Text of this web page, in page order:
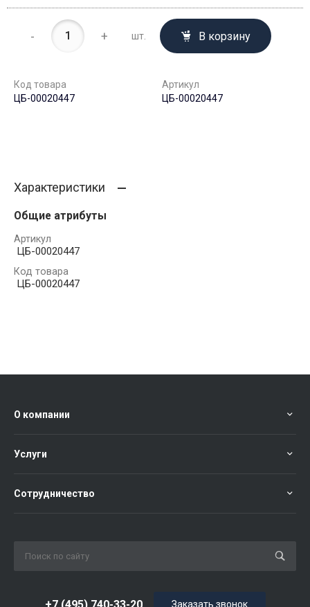
- + шт. В корзину
Код товара
ЦБ-00020447
Артикул
ЦБ-00020447
Характеристики
Общие атрибуты
Артикул
ЦБ-00020447
Код товара
ЦБ-00020447
О компании
Услуги
Сотрудничество
Заказать звонок